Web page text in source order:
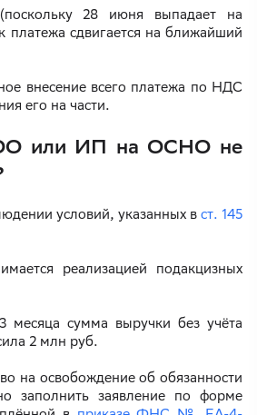
28 июня выпадает на
платежа сдвигается на ближайший
внесение всего платежа по НДС
его на части.
или ИП на ОСНО не
условий, указанных в ст. 145
реализацией подакцизных
месяца сумма выручки без учёта
2 млн руб.
на освобождение об обязанности
заполнить заявление по форме